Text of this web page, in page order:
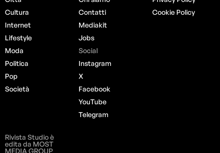
Cultura
Internet
Lifestyle
Moda
Politica
Pop
Società
Contatti
Mediakit
Jobs
Social
Instagram
X
Facebook
YouTube
Telegram
Cookie Policy
Rivista Studio è
edita da MOST
MEDIA GROUP